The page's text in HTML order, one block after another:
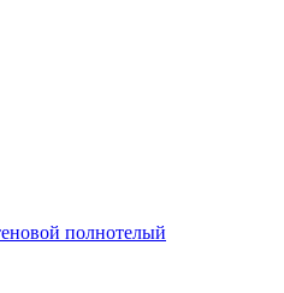
полнотелый